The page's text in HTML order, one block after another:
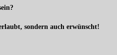
sondern auch erwünscht!